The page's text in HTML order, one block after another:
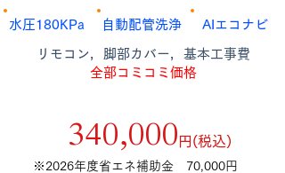
​水圧180KPa ​自動配管洗浄 AI​エコナビ
​リモコン，脚部カバー，基本工事費
全部コミコミ価格
​340,000 ​円(税込)
​※2026年度省エネ補助金 70,000円